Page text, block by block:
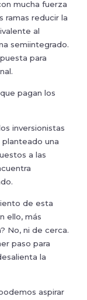
mucha fuerza
ramas reducir la
al
semiintegrado.
para
pagan los
inversionistas
una
a las
de esta
ello, más
No, ni de cerca.
paso para
la
aspirar